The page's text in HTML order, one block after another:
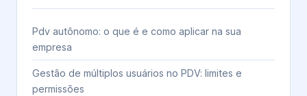
Pdv autônomo: o que é e como aplicar na sua
empresa
Gestão de múltiplos usuários no PDV: limites e
permissões